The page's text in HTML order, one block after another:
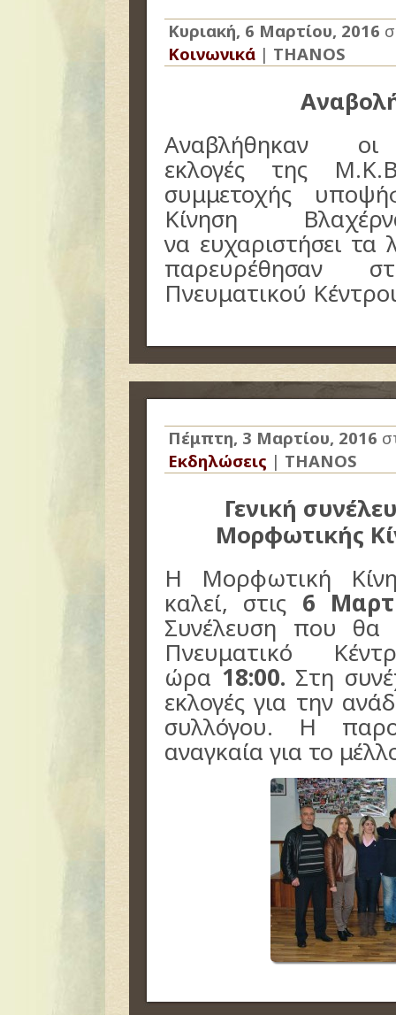
Κυριακή, 6 Μαρτίου, 2016
Κοινωνικά | THANOS
Αναβλήθηκαν οι
εκλογές της
συμμετοχής
Κίνηση
να ευχαριστήσει τα
παρευρέθησαν
Πνευματικού
Πέμπτη, 3 Μαρτίου, 2016
Εκδηλώσεις | THANOS
Γενική
Μορφωτικής
Η Μορφωτική
καλεί, στις 6
Συνέλευση που θα
Πνευματικό
ώρα18:00. Στη
εκλογές για την
συλλόγου. Η
αναγκαία για το